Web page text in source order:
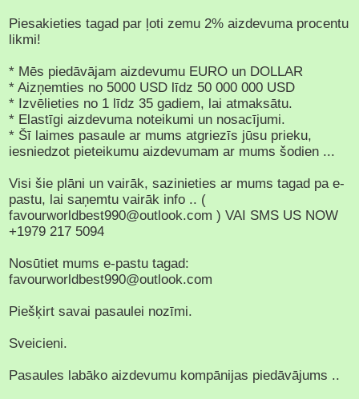
Piesakieties tagad par ļoti zemu 2% aizdevuma procentu
likmi!
* Mēs piedāvājam aizdevumu EURO un DOLLAR
* Aizņemties no 5000 USD līdz 50 000 000 USD
* Izvēlieties no 1 līdz 35 gadiem, lai atmaksātu.
* Elastīgi aizdevuma noteikumi un nosacījumi.
* Šī laimes pasaule ar mums atgriezīs jūsu prieku,
iesniedzot pieteikumu aizdevumam ar mums šodien ...
Visi šie plāni un vairāk, sazinieties ar mums tagad pa e-
pastu, lai saņemtu vairāk info .. (
favourworldbest990@outlook.com ) VAI SMS US NOW
+1979 217 5094
Nosūtiet mums e-pastu tagad:
favourworldbest990@outlook.com
Piešķirt savai pasaulei nozīmi.
Sveicieni.
Pasaules labāko aizdevumu kompānijas piedāvājums ..